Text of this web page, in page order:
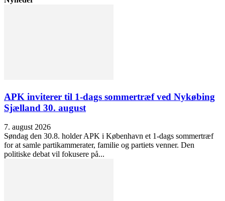
APK inviterer til 1-dags sommertræf ved Nykøbing
Sjælland 30. august
7. august 2026
Søndag den 30.8. holder APK i København et 1-dags sommertræf
for at samle partikammerater, familie og partiets venner. Den
politiske debat vil fokusere på...